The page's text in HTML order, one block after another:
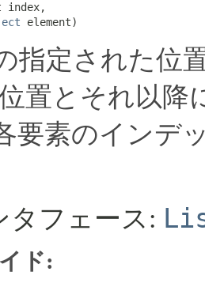
index,
element)
指定された位
置とそれ以降
要素のインデ
タフェース:
ド: